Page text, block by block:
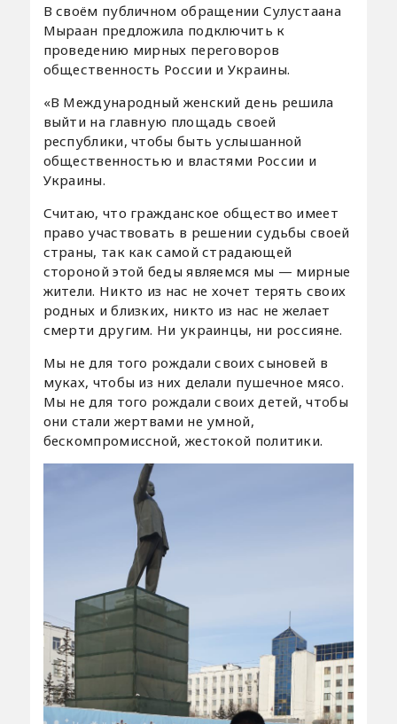
В своём публичном обращении Сулустаана
Мыраан предложила подключить к
проведению мирных переговоров
общественность России и Украины.
«В Международный женский день решила
выйти на главную площадь своей
республики, чтобы быть услышанной
общественностью и властями России и
Украины.
Считаю, что гражданское общество имеет
право участвовать в решении судьбы своей
страны, так как самой страдающей
стороной этой беды являемся мы — мирные
жители. Никто из нас не хочет терять своих
родных и близких, никто из нас не желает
смерти другим. Ни украинцы, ни россияне.
Мы не для того рождали своих сыновей в
муках, чтобы из них делали пушечное мясо.
Мы не для того рождали своих детей, чтобы
они стали жертвами не умной,
бескомпромиссной, жестокой политики.